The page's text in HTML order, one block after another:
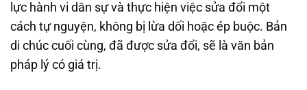
lực hành vi dân sự và thực hiện việc sửa đổi một
cách tự nguyện, không bị lừa dối hoặc ép buộc. Bản
di chúc cuối cùng, đã được sửa đổi, sẽ là văn bản
pháp lý có giá trị.